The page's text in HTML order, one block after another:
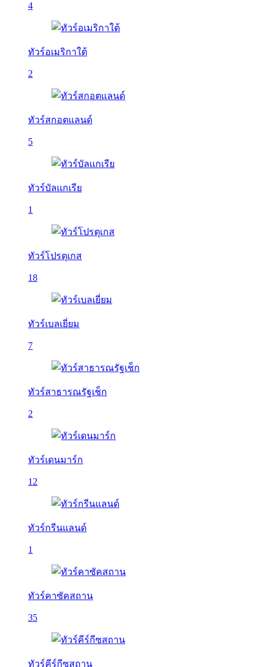
4
ทัวร์อเมริกาใต้
2
ทัวร์สกอตแลนด์
5
ทัวร์บัลเเกเรีย
1
ทัวร์โปรตุเกส
18
ทัวร์เบลเยี่ยม
7
ทัวร์สาธารณรัฐเช็ก
2
ทัวร์เดนมาร์ก
12
ทัวร์กรีนแลนด์
1
ทัวร์คาซัคสถาน
35
ทัวร์คีร์กีซสถาน